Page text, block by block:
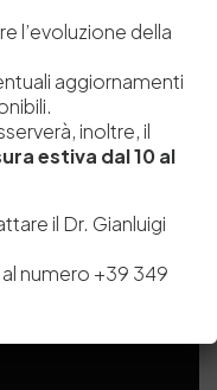
browser per la
l’evoluzione della
aggiornamenti
inoltre, il
estiva dal 10 al
il Dr. Gianluigi
numero +39 349